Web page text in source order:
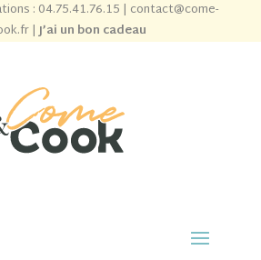
: 04.75.41.76.15 | contact@come-
|J’ai un bon cadeau